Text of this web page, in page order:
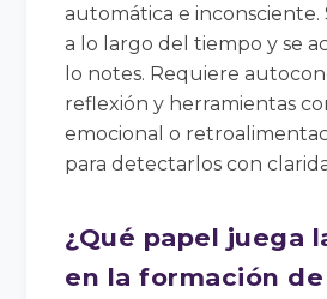
automática e inconsciente.
a lo largo del tiempo y se
lo notes. Requiere
reflexión y herramientas
emocional o
para detectarlos con
¿Qué papel juega
en la formación